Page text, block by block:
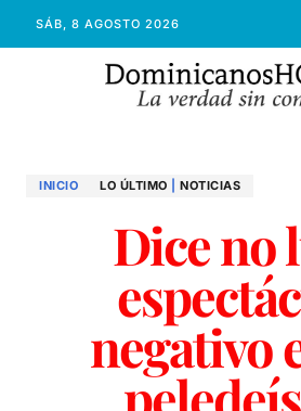
SÁB, 8 AGOSTO 2026
INICIO LO ÚLTIMO NOTICIAS
Dice no
negativo